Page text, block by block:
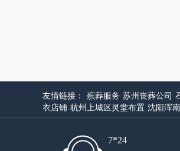
友情链接： 殡葬服务 苏州丧葬公司
衣店铺 杭州上城区灵堂布置 沈阳浑
7*24